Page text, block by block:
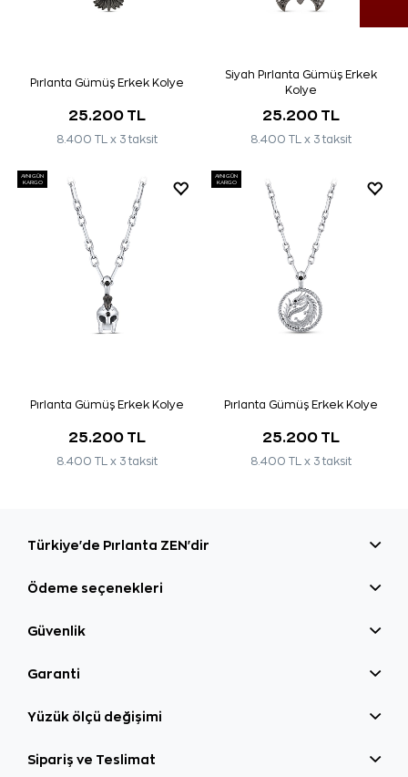
Pırlanta Gümüş Erkek Kolye
25.200 TL
8.400 TL x 3 taksit
Siyah Pırlanta Gümüş Erkek
Kolye
25.200 TL
8.400 TL x 3 taksit
AYNI GÜN
KARGO
Pırlanta Gümüş Erkek Kolye
25.200 TL
8.400 TL x 3 taksit
AYNI GÜN
KARGO
Pırlanta Gümüş Erkek Kolye
25.200 TL
8.400 TL x 3 taksit
Türkiye'de Pırlanta ZEN'dir
Ödeme seçenekleri
Güvenlik
Garanti
Yüzük ölçü değişimi
Sipariş ve Teslimat